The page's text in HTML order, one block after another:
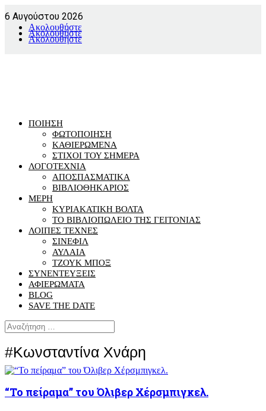
6 Αυγούστου 2026
Ακολουθήστε
Ακολουθήστε
Ακολουθήστε
ΠΟΙΗΣΗ
ΦΩΤΟΠΟΙΗΣΗ
ΚΑΘΙΕΡΩΜΕΝΑ
ΣΤΙΧΟΙ ΤΟΥ ΣΗΜΕΡΑ
ΛΟΓΟΤΕΧΝΙΑ
ΑΠΟΣΠΑΣΜΑΤΙΚΑ
ΒΙΒΛΙΟΘΗΚΑΡΙΟΣ
ΜΕΡΗ
ΚΥΡΙΑΚΑΤΙΚΗ ΒΟΛΤΑ
ΤΟ ΒΙΒΛΙΟΠΩΛΕΙΟ ΤΗΣ ΓΕΙΤΟΝΙΑΣ
ΛΟΙΠΕΣ ΤΕΧΝΕΣ
ΣΙΝΕΦΙΛ
ΑΥΛΑΙΑ
ΤΖΟΥΚ ΜΠΟΞ
ΣΥΝΕΝΤΕΥΞΕΙΣ
ΑΦΙΕΡΩΜΑΤΑ
BLOG
SAVE THE DATE
#Κωνσταντίνα Χνάρη
“Το πείραμα” του Όλιβερ Χέρσμπιγκελ.